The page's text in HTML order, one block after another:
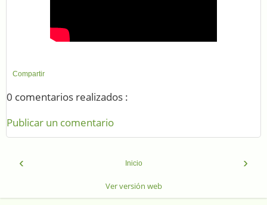
Compartir
0 comentarios realizados :
Publicar un comentario
‹ ›
Inicio
Ver versión web